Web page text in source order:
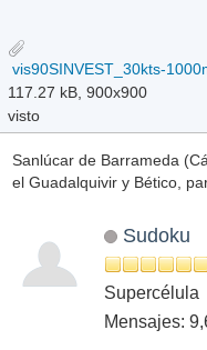
117.27 kB, 900x900
visto
Sanlúcar de Barrameda
el Guadalquivir y Bético,
Sudoku
Supercélula
Mensajes: